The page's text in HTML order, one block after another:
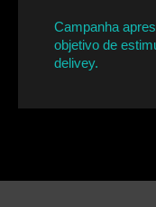
Campanha
objetivo de
delivey.